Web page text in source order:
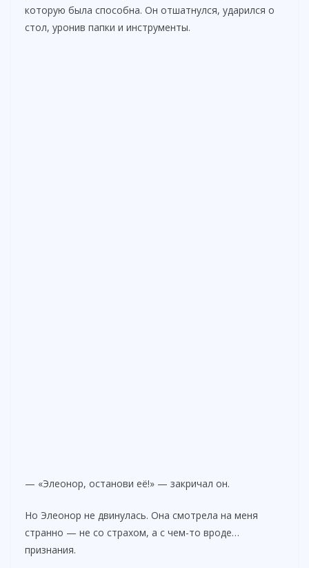
которую была способна. Он отшатнулся, ударился о
стол, уронив папки и инструменты.
— «Элеонор, останови её!» — закричал он.
Но Элеонор не двинулась. Она смотрела на меня
странно — не со страхом, а с чем-то вроде…
признания.